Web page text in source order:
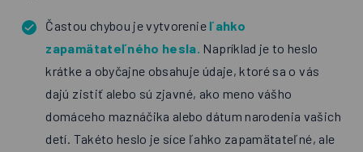
Častou chybou je vytvorenieľahko
zapamätateľného hesla. Napríklad je to heslo
krátke a obyčajne obsahuje údaje, ktoré sa o vás
dajú zistiť alebo sú zjavné, ako meno vášho
domáceho maznáčika alebo dátum narodenia vašich
detí. Takéto heslo je síce ľahko zapamätateľné, ale